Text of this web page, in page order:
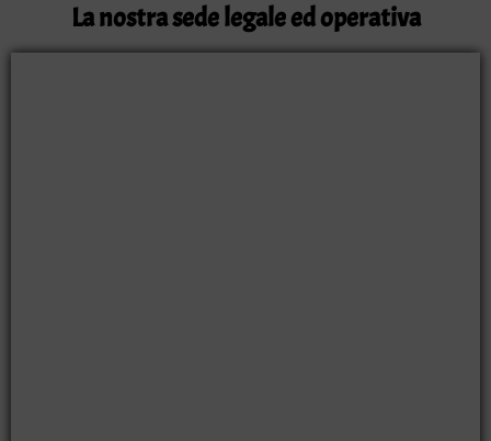
La nostra sede legale ed operativa